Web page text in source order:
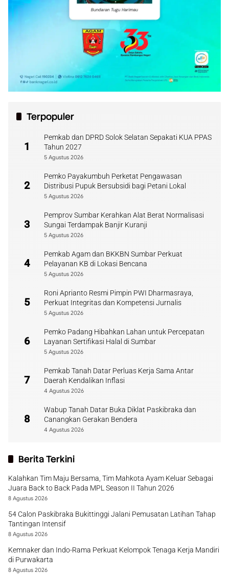
Terpopuler
1
Pemkab dan DPRD Solok Selatan Sepakati KUA PPAS
Tahun 2027
5 Agustus 2026
2
Pemko Payakumbuh Perketat Pengawasan
Distribusi Pupuk Bersubsidi bagi Petani Lokal
5 Agustus 2026
3
Pemprov Sumbar Kerahkan Alat Berat Normalisasi
Sungai Terdampak Banjir Kuranji
5 Agustus 2026
4
Pemkab Agam dan BKKBN Sumbar Perkuat
Pelayanan KB di Lokasi Bencana
5 Agustus 2026
5
Roni Aprianto Resmi Pimpin PWI Dharmasraya,
Perkuat Integritas dan Kompetensi Jurnalis
5 Agustus 2026
6
Pemko Padang Hibahkan Lahan untuk Percepatan
Layanan Sertifikasi Halal di Sumbar
5 Agustus 2026
7
Pemkab Tanah Datar Perluas Kerja Sama Antar
Daerah Kendalikan Inflasi
4 Agustus 2026
8
Wabup Tanah Datar Buka Diklat Paskibraka dan
Canangkan Gerakan Bendera
4 Agustus 2026
Berita Terkini
Kalahkan Tim Maju Bersama, Tim Mahkota Ayam Keluar Sebagai
Juara Back to Back Pada MPL Season II Tahun 2026
8 Agustus 2026
54 Calon Paskibraka Bukittinggi Jalani Pemusatan Latihan Tahap
Tantingan Intensif
8 Agustus 2026
Kemnaker dan Indo-Rama Perkuat Kelompok Tenaga Kerja Mandiri
di Purwakarta
8 Agustus 2026